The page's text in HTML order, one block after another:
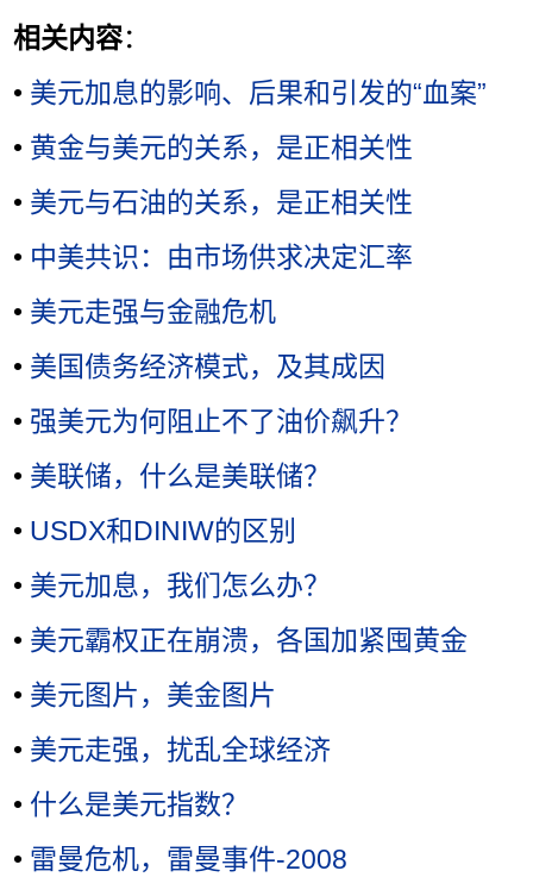
相关内容：
• 美元加息的影响、后果和引发的“血案”
• 黄金与美元的关系，是正相关性
• 美元与石油的关系，是正相关性
• 中美共识：由市场供求决定汇率
• 美元走强与金融危机
• 美国债务经济模式，及其成因
• 强美元为何阻止不了油价飙升？
• 美联储，什么是美联储？
• USDX和DINIW的区别
• 美元加息，我们怎么办？
• 美元霸权正在崩溃，各国加紧囤黄金
• 美元图片，美金图片
• 美元走强，扰乱全球经济
• 什么是美元指数？
• 雷曼危机，雷曼事件-2008